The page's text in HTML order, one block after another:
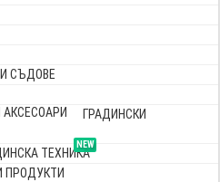
СЪДОВЕ
ГРАДИНСКИ
NEW
ТЕХНИКА
ПРОДУКТИ